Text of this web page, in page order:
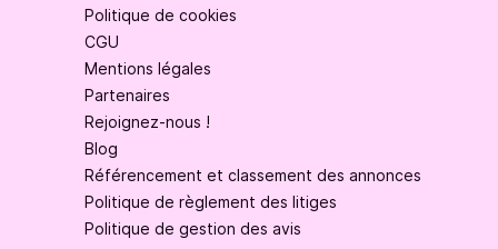
Politique de cookies
CGU
Mentions légales
Partenaires
Rejoignez-nous !
Blog
Référencement et classement des annonces
Politique de règlement des litiges
Politique de gestion des avis